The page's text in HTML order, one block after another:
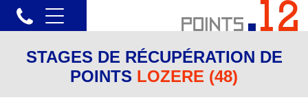
STAGES DE RÉCUPÉRATION DE
POINTS LOZERE (48)